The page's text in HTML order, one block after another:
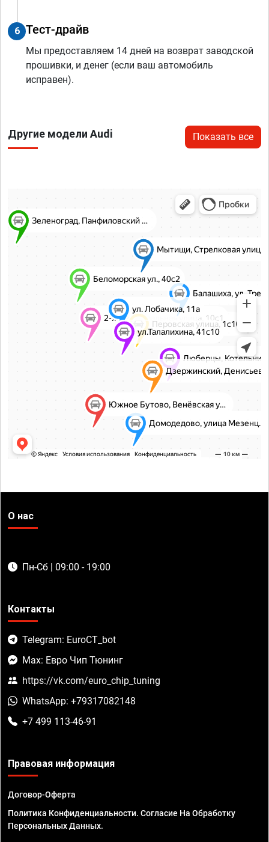
6 Тест-драйв
Мы предоставляем 14 дней на возврат заводской
прошивки, и денег (если ваш автомобиль
исправен).
Другие модели Audi Показать все
О нас
Пн-Сб | 09:00 - 19:00
Контакты
Telegram: EuroCT_bot
Max: Евро Чип Тюнинг
https://vk.com/euro_chip_tuning
WhatsApp: +79317082148
+7 499 113-46-91
Правовая информация
Договор-Оферта
Политика Конфиденциальности. Согласие На Обработку
Персональных Данных.